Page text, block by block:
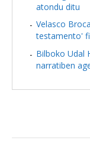
atondu ditu
Velasco
testamento'
Bilboko Udal
narratiben